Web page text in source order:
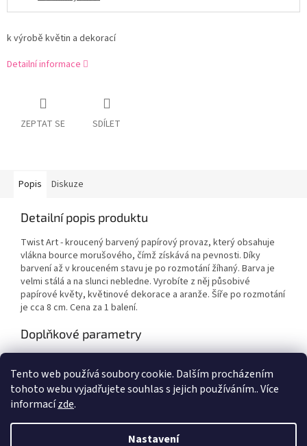
Tento web používá soubory cookie. Dalším procházením
tohoto webu vyjadřujete souhlas s jejich používáním.. Více
informacízde.
Nastavení
k výrobě květin a dekorací
Detailní informace
ZEPTAT SE SDÍLET
Popis Diskuze
Detailní popis produktu
Twist Art - kroucený barvený papírový provaz, který obsahuje
vlákna bource morušového, čímž získává na pevnosti. Díky
barvení až v krouceném stavu je po rozmotání žíhaný. Barva je
velmi stálá a na slunci nebledne. Vyrobíte z něj působivé
papírové květy, květinové dekorace a aranže. Šíře po rozmotání
je cca 8 cm. Cena za 1 balení.
Doplňkové parametry
EAN: Zvolte variantu
Vytvořil Shoptet